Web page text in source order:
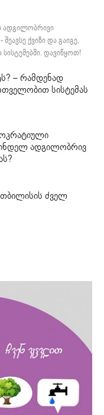
ადგილობრივი
ქვიზი და გაიგე,
დავიწყოთ!
– რამდენად
სისტემას
ადგილობრივ
თბილისის ძველ